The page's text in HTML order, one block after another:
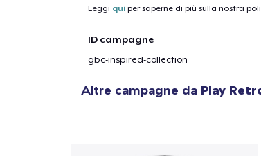
Leggi quiper saperne di più sulla nostra
ID campagne
gbc-inspired-collection
Altre campagne da Play